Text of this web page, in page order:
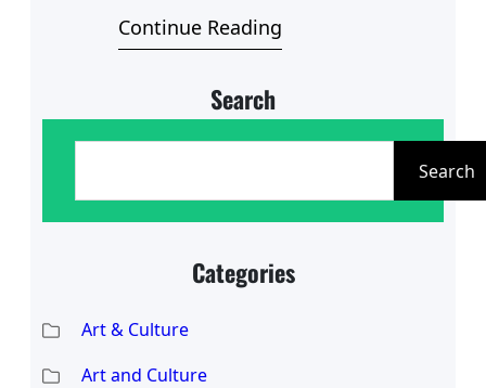
ist, darunter die
gemeinnützige Organisationen.
bewunderten Figur gemacht, nicht
nur für ihre professionellen
Engagement in sozialen Belangen.
Kristina
Continue Reading
Search
Search
Categories
Art & Culture
Art and Culture